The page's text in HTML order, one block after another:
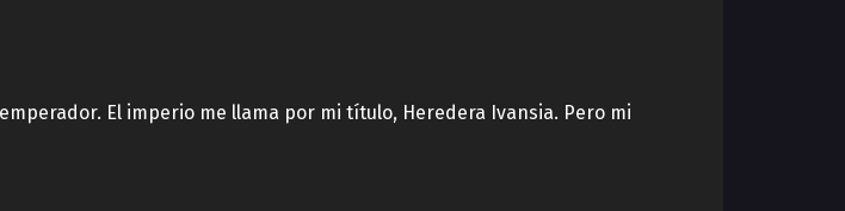
El imperio me llama por mi título, Heredera Ivansia. Pero mi